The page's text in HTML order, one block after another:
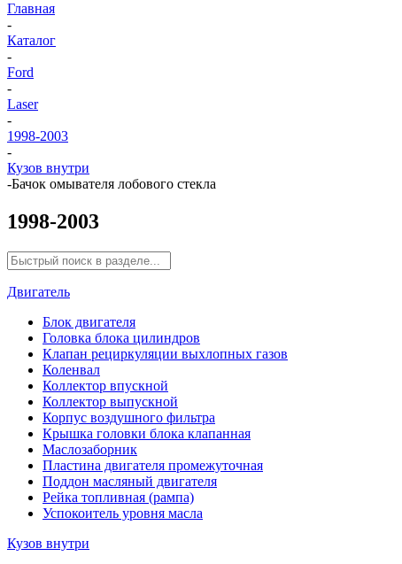
Главная
-
Каталог
-
Ford
-
Laser
-
1998-2003
-
Кузов внутри
-Бачок омывателя лобового стекла
1998-2003
Двигатель
Блок двигателя
Головка блока цилиндров
Клапан рециркуляции выхлопных газов
Коленвал
Коллектор впускной
Коллектор выпускной
Корпус воздушного фильтра
Крышка головки блока клапанная
Маслозаборник
Пластина двигателя промежуточная
Поддон масляный двигателя
Рейка топливная (рампа)
Успокоитель уровня масла
Кузов внутри